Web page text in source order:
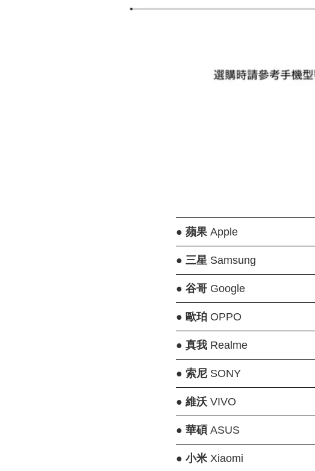
● 蘋果Apple
● 三星Samsung
● 谷哥Google
● 歐珀OPPO
● 真我Realme
● 索尼SONY
● 維沃VIVO
● 華碩 ASUS
● 小米Xiaomi